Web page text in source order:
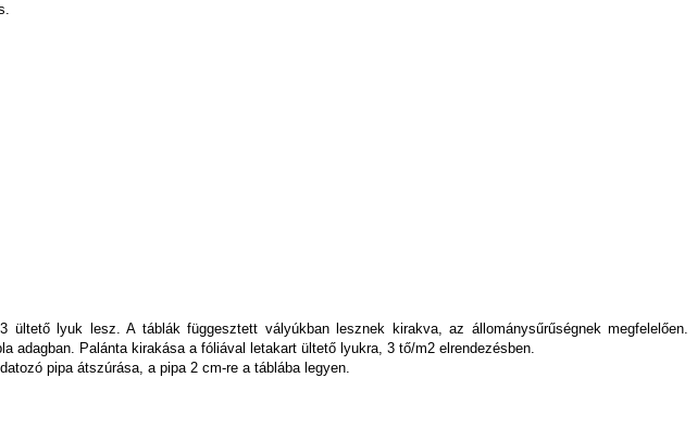
lyuk lesz. A táblák függesztett vályúkban lesznek kirakva, az állománysűrűségnek megfelelően.
adagban. Palánta kirakása a fóliával letakart ültető lyukra, 3 tő/m2 elrendezésben.
pipa átszúrása, a pipa 2 cm-re a táblába legyen.